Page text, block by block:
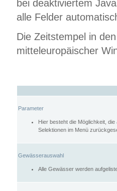
bei deaktiviertem
alle Felder
Die Zeitstempel in
mitteleuropäischer
Parameter
Hier besteht die Möglichkeit,
Selektionen im Menü
Gewässerauswahl
Alle Gewässer werden